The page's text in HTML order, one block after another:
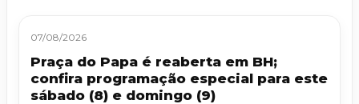
07/08/2026
Praça do Papa é reaberta em BH;
confira programação especial para este
sábado (8) e domingo (9)